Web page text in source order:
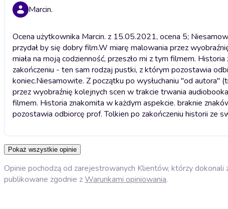
Marcin.
Ocena użytkownika Marcin. z 15.05.2021, ocena 5;
przydał by się dobry film.W miarę malowania przez
miała na moją codzienność, przeszło mi z tym filmem.
zakończeniu - ten sam rodzaj pustki, z którym pozostawia
koniec.Niesamowite. Z początku po wysłuchaniu "od autora"
przez wyobraźnię kolejnych scen w trakcie trwania
filmem. Historia znakomita w każdym aspekcie. braknie
pozostawia odbiorcę prof. Tolkien po zakończeniu historii ze
Pokaż wszystkie opinie
Opinie pochodzą od zarejestrowanych Klientów, którzy
publikowane zgodnie zWarunkami opiniowania.